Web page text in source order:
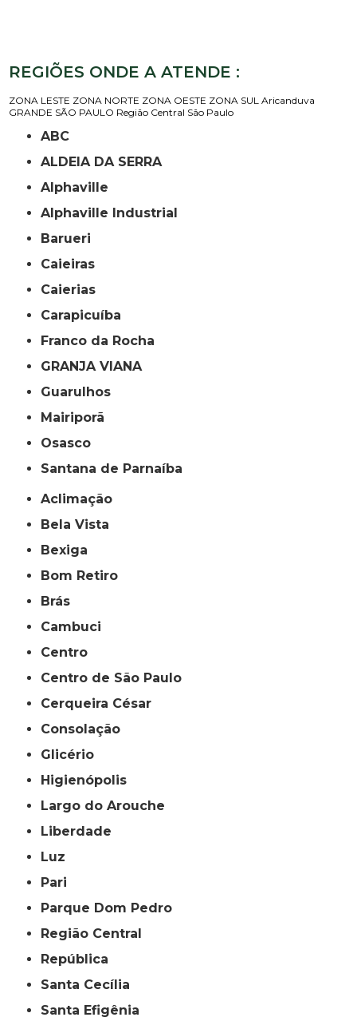
REGIÕES ONDE A ATENDE :
ZONA LESTE ZONA NORTE ZONA OESTE ZONA SUL Aricanduva
GRANDE SÃO PAULO Região Central São Paulo
ABC
ALDEIA DA SERRA
Alphaville
Alphaville Industrial
Barueri
Caieiras
Caierias
Carapicuíba
Franco da Rocha
GRANJA VIANA
Guarulhos
Mairiporã
Osasco
Santana de Parnaíba
Aclimação
Bela Vista
Bexiga
Bom Retiro
Brás
Cambuci
Centro
Centro de São Paulo
Cerqueira César
Consolação
Glicério
Higienópolis
Largo do Arouche
Liberdade
Luz
Pari
Parque Dom Pedro
Região Central
República
Santa Cecília
Santa Efigênia